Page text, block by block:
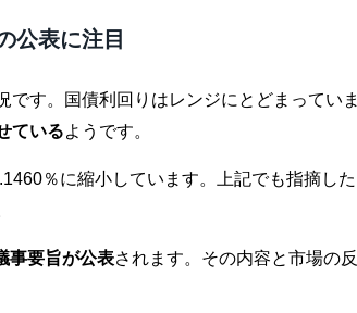
公表に注目
す。国債利回りはレンジにとどまっていま
ているようです。
％に縮小しています。上記でも指摘し
事要旨が公表されます。その内容と市場の